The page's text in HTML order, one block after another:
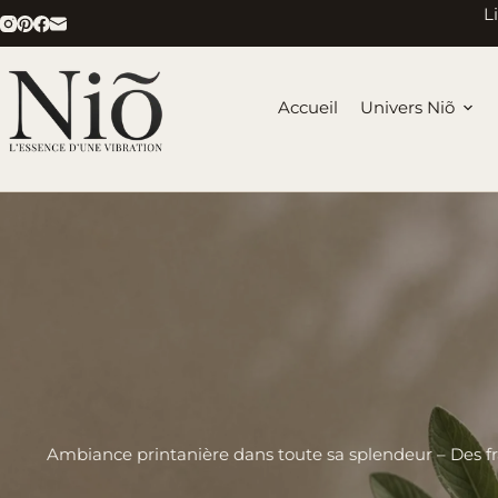
Passer
au
contenu
Accueil Univers Niõ
Ambiance printanière dans toute sa splendeur – Des